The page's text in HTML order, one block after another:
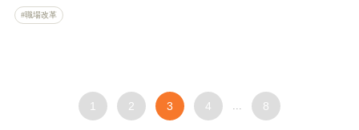
職場改革
1 2 3 4 ... 8